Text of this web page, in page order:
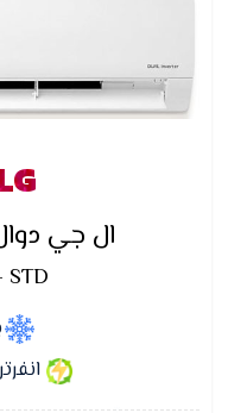
ال جي
STD
انفرتر